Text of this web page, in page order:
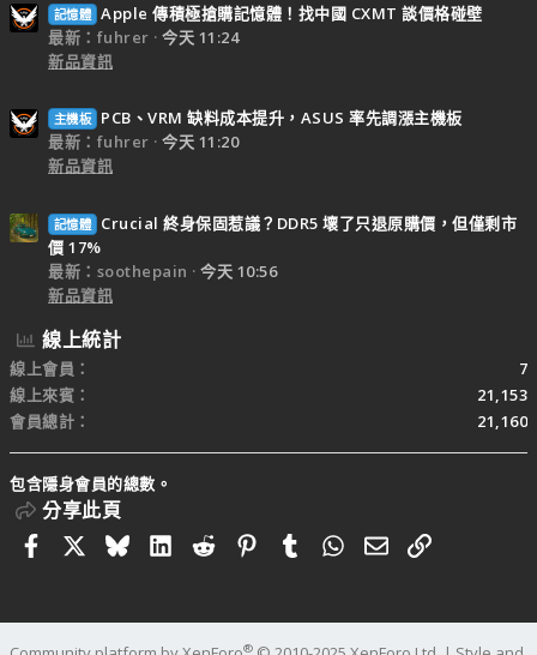
記憶體 Apple 傳積極搶購記憶體！找中國 CXMT 談價格碰壁
最新：fuhrer
今天 11:24
新品資訊
主機板
PCB、VRM 缺料成本提升，ASUS 率先調漲主機板
最新：fuhrer
今天 11:20
新品資訊
記憶體
Crucial 終身保固惹議？DDR5 壞了只退原購價，但僅剩市
價 17%
最新：soothepain
今天 10:56
新品資訊
線上統計
線上會員
7
線上來賓
21,153
會員總計
21,160
包含隱身會員的總數。
分享此頁
FacebookBlueskyLinkedIn
RedditPinterestTumblrWhatsApp
電子郵件
連結
®